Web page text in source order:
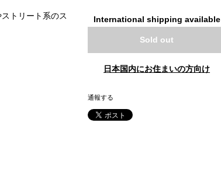
トリート系のス
International shipping available
Sold out
日本国内にお住まいの方向け
通報する